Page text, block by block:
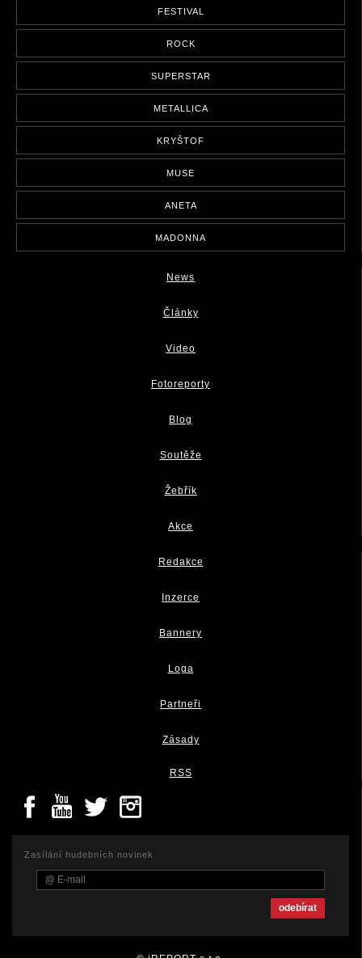
FESTIVAL
ROCK
SUPERSTAR
METALLICA
KRYŠTOF
MUSE
ANETA
MADONNA
News
Články
Video
Fotoreporty
Blog
Soutěže
Žebřík
Akce
Redakce
Inzerce
Bannery
Loga
Partneři
Zásady
RSS
Zasílání hudebních novinek